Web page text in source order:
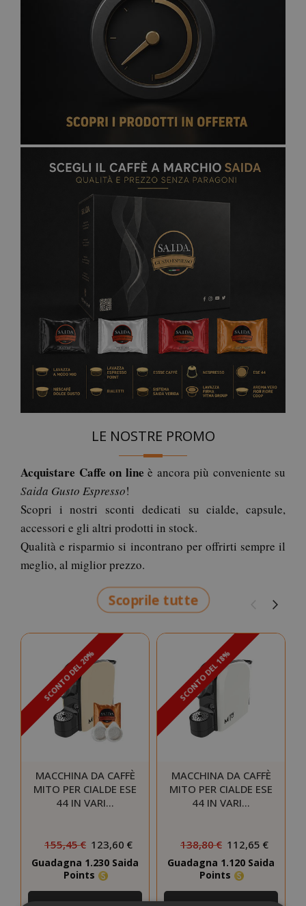
LE NOSTRE PROMO
Acquistare Caffe on line è ancora più conveniente su
Saida Gusto Espresso!
Scopri i nostri sconti dedicati su cialde, capsule,
accessori e gli altri prodotti in stock.
Qualità e risparmio si incontrano per offrirti sempre il
meglio, al miglior prezzo.
Scoprile tutte
SCONTO DEL 20%
MACCHINA DA CAFFÈ
MITO PER CIALDE ESE
44 IN VARI…
155,45 € 123,60 €
Guadagna 1.230 Saida
Points
SCONTO DEL 18%
MACCHINA DA CAFFÈ
MITO PER CIALDE ESE
44 IN VARI…
138,80 € 112,65 €
Guadagna 1.120 Saida
Points